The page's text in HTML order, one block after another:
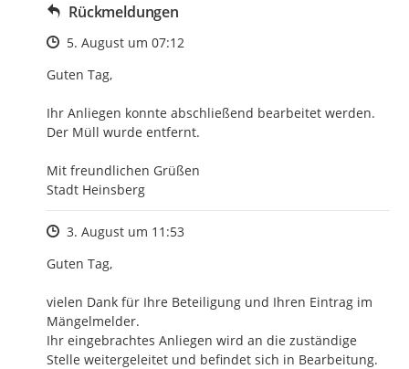
Rückmeldungen
Zeitpunkt des Erstellens
5. August um 07:12
Guten Tag,
Ihr Anliegen konnte abschließend bearbeitet werden.
Der Müll wurde entfernt.
Mit freundlichen Grüßen
Stadt Heinsberg
Zeitpunkt des Erstellens
3. August um 11:53
Guten Tag,
vielen Dank für Ihre Beteiligung und Ihren Eintrag im
Mängelmelder.
Ihr eingebrachtes Anliegen wird an die zuständige
Stelle weitergeleitet und befindet sich in Bearbeitung.